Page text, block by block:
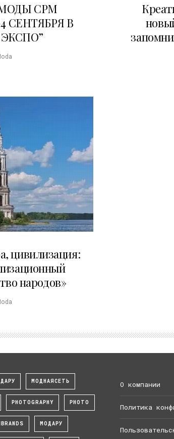
CPM
СЕНТЯБРЯ В
цивилизация:
народов»
МОДНАЯСЕТЬ
PHOTOGRAPHY PHOTO
МОДАРУ
О компании
Политика